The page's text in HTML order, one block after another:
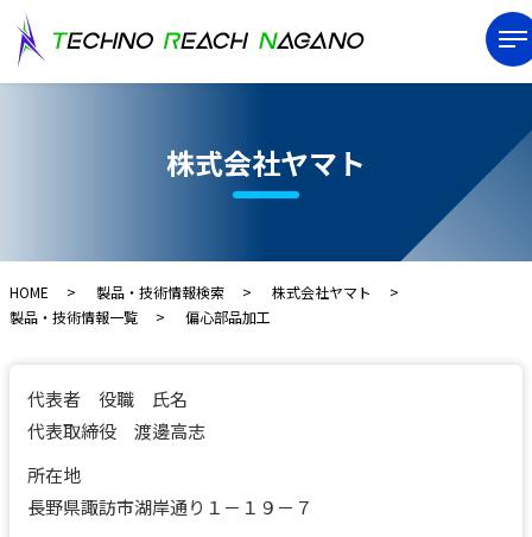
株式会社ヤマト
HOME 製品・技術情報検索
株式会社ヤマト
製品・技術情報一覧
偏心部品加工
代表者 役職 氏名
代表取締役 渡邊高志
所在地
長野県諏訪市湖岸通り１－１９－７